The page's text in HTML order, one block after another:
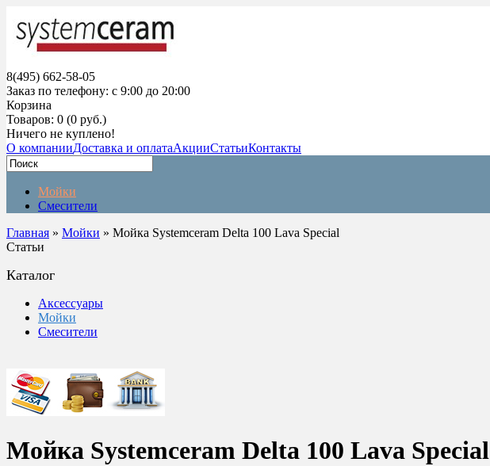
8(495) 662-58-05
Заказ по телефону: с 9:00 до 20:00
Корзина
Товаров: 0 (0 руб.)
Ничего не куплено!
О компанииДоставка и оплатаАкцииСтатьиКонтакты
Мойки
Смесители
Главная » Мойки » Мойка Systemceram Delta 100 Lava Special
Статьи
Каталог
Аксессуары
Мойки
Смесители
Мойка Systemceram Delta 100 Lava Special